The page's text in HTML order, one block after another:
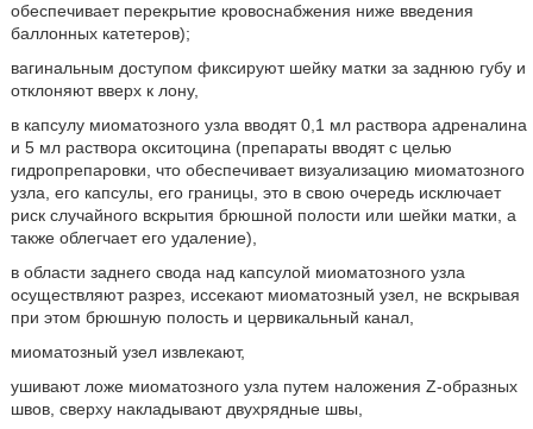
обеспечивает перекрытие кровоснабжения ниже введения
баллонных катетеров);
вагинальным доступом фиксируют шейку матки за заднюю губу и
отклоняют вверх к лону,
в капсулу миоматозного узла вводят 0,1 мл раствора адреналина
и 5 мл раствора окситоцина (препараты вводят с целью
гидропрепаровки, что обеспечивает визуализацию миоматозного
узла, его капсулы, его границы, это в свою очередь исключает
риск случайного вскрытия брюшной полости или шейки матки, а
также облегчает его удаление),
в области заднего свода над капсулой миоматозного узла
осуществляют разрез, иссекают миоматозный узел, не вскрывая
при этом брюшную полость и цервикальный канал,
миоматозный узел извлекают,
ушивают ложе миоматозного узла путем наложения Z-образных
швов, сверху накладывают двухрядные швы,